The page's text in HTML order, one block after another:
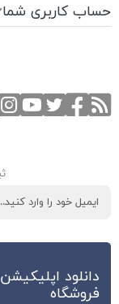
حساب کاربری شما
RSSصفحه
صفحه
دانلود اپلیکیشن
فروشگاه